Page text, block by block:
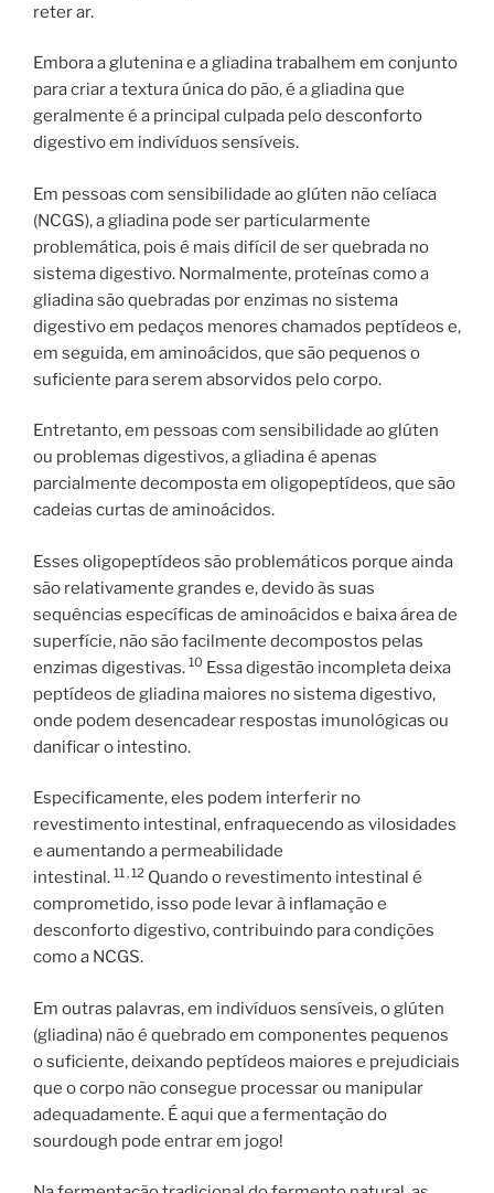
reter ar.
Embora a glutenina e a gliadina trabalhem em conjunto
para criar a textura única do pão, é a gliadina que
geralmente é a principal culpada pelo desconforto
digestivo em indivíduos sensíveis.
Em pessoas com sensibilidade ao glúten não celíaca
(NCGS), a gliadina pode ser particularmente
problemática, pois é mais difícil de ser quebrada no
sistema digestivo. Normalmente, proteínas como a
gliadina são quebradas por enzimas no sistema
digestivo em pedaços menores chamados peptídeos e,
em seguida, em aminoácidos, que são pequenos o
suficiente para serem absorvidos pelo corpo.
Entretanto, em pessoas com sensibilidade ao glúten
ou problemas digestivos, a gliadina é apenas
parcialmente decomposta em oligopeptídeos, que são
cadeias curtas de aminoácidos.
Esses oligopeptídeos são problemáticos porque ainda
são relativamente grandes e, devido às suas
sequências específicas de aminoácidos e baixa área de
superfície, não são facilmente decompostos pelas
enzimas digestivas. 10 Essa digestão incompleta deixa
peptídeos de gliadina maiores no sistema digestivo,
onde podem desencadear respostas imunológicas ou
danificar o intestino.
Especificamente, eles podem interferir no
revestimento intestinal, enfraquecendo as vilosidades
e aumentando a permeabilidade
intestinal. 11 ,12 Quando o revestimento intestinal é
comprometido, isso pode levar à inflamação e
desconforto digestivo, contribuindo para condições
como a NCGS.
Em outras palavras, em indivíduos sensíveis, o glúten
(gliadina) não é quebrado em componentes pequenos
o suficiente, deixando peptídeos maiores e prejudiciais
que o corpo não consegue processar ou manipular
adequadamente. É aqui que a fermentação do
sourdough pode entrar em jogo!